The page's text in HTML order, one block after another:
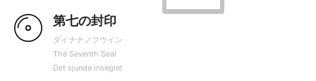
第七の封印
ダイナナノフウイン
The Seventh Seal
Det sjunde inseglet